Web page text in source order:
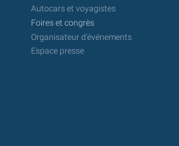
Autocars et voyagistes
Foires et congrès
Organisateur d'événements
Espace presse